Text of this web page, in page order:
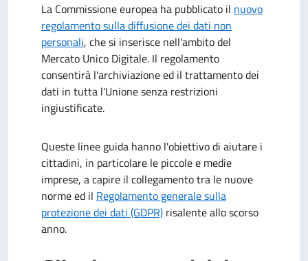
La Commissione europea ha pubblicato il nuovo
regolamento sulla diffusione dei dati non
personali, che si inserisce nell'ambito del
Mercato Unico Digitale. Il regolamento
consentirà l'archiviazione ed il trattamento dei
dati in tutta l'Unione senza restrizioni
ingiustificate.
Queste linee guida hanno l'obiettivo di aiutare i
cittadini, in particolare le piccole e medie
imprese, a capire il collegamento tra le nuove
norme ed il Regolamento generale sulla
protezione dei dati (GDPR) risalente allo scorso
anno.